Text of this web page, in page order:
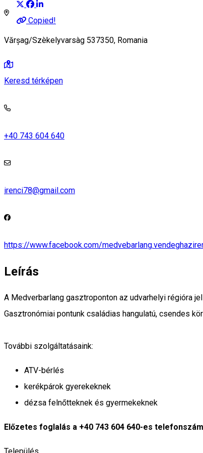
Copied!
Vărșag/Szèkelyvarsàg 537350, Romania
Keresd térképen
+40 743 604 640
irenci78@gmail.com
https://www.facebook.com/
Leírás
A Medverbarlang gasztroponton az udvarhelyi régióra
Gasztronómiai pontunk családias hangulatú, csendes
További szolgáltatásaink:
ATV-bérlés
kerékpárok gyerekeknek
dézsa felnőtteknek és gyermekeknek
Előzetes foglalás a +40 743 604 640-es